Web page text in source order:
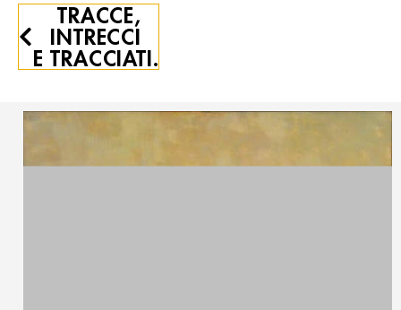
TRACCE,
INTRECCI
E TRACCIATI.